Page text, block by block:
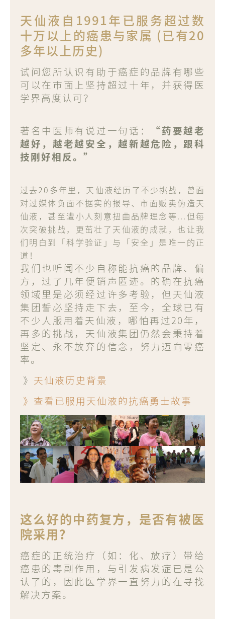
天仙液自1991年已服务超过数
十万以上的癌患与家属 (已有20
多年以上历史)
试问您所认识有助于癌症的品牌有哪些
可以在市面上坚持超过十年，并获得医
学界高度认可？
著名中医师有说过一句话：
“药要越老
越好，越老越安全，越新越危险，跟科
技刚好相反。”
过去20多年里，天仙液经历了不少挑战，曾面
对过媒体负面不据实的报导、市面贩卖伪造天
仙液，甚至遭小人刻意扭曲品牌理念等...但每
次突破挑战，更茁壮了天仙液的成就，也让我
们明白到「科学验证」与「安全」是唯一的正
道！
我们也听闻不少自称能抗癌的品牌、偏
方，过了几年便销声匿迹。的确在抗癌
领域里是必须经过许多考验，但天仙液
集团誓必坚持走下去，至今，全球已有
不少人服用着天仙液，哪怕再过20年，
再多的挑战，天仙液集团仍然会秉持着
坚定、永不放弃的信念，努力迈向零癌
率。
》 天仙液历史背景
》查看已服用天仙液的抗癌勇士故事
这么好的中药复方，是否有被医
院采用？
癌症的正统治疗（如：化、放疗）带给
癌患的毒副作用，与引发病发症已是公
认了的，因此医学界一直努力的在寻找
解决方案。